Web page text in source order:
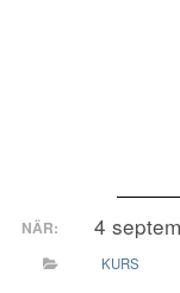
NÄR: 4
KURS